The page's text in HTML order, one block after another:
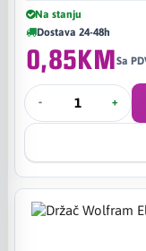
Na stanju
Dostava 24-48h
0,85KMSa
- +